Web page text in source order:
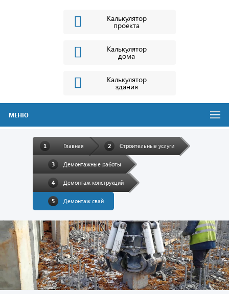
Калькулятор
проекта
Калькулятор
дома
Калькулятор
здания
МЕНЮ
Главная Строительные услуги
Демонтажные работы
Демонтаж конструкций
Демонтаж свай